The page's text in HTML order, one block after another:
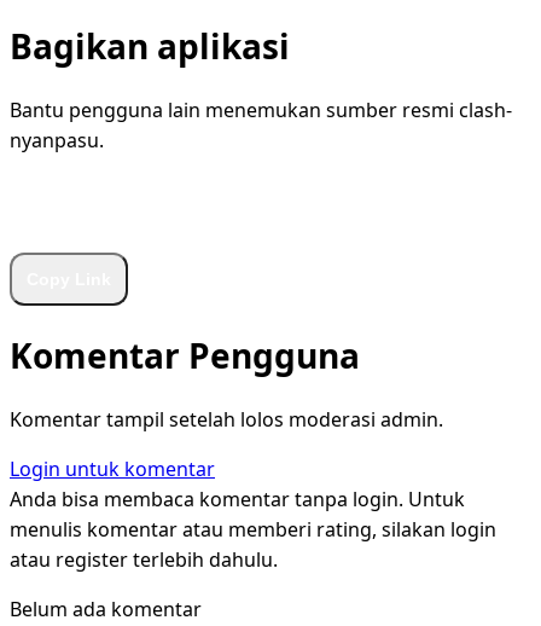
Bagikan aplikasi
Bantu pengguna lain menemukan sumber resmi clash-
nyanpasu.
Komentar Pengguna
Komentar tampil setelah lolos moderasi admin.
Login untuk komentar
Anda bisa membaca komentar tanpa login. Untuk
menulis komentar atau memberi rating, silakan login
atau register terlebih dahulu.
Belum ada komentar